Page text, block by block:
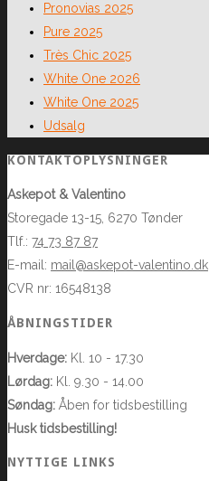
Pronovias 2025
Pure 2025
Très Chic 2025
White One 2026
White One 2025
Udsalg
KONTAKTOPLYSNINGER
Askepot & Valentino
Storegade 13-15, 6270 Tønder
Tlf.: 74 73 87 87
E-mail: mail@askepot-valentino.dk
CVR nr: 16548138
ÅBNINGSTIDER
Hverdage: Kl. 10 - 17.30
Lørdag: Kl. 9.30 - 14.00
Søndag: Åben for tidsbestilling
Husk tidsbestilling!
NYTTIGE LINKS